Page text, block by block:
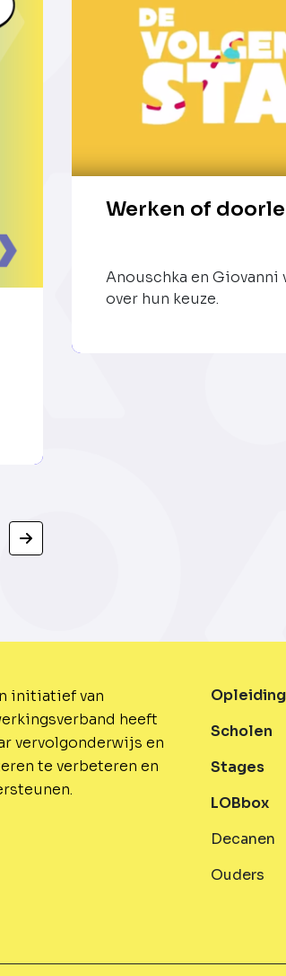
Werken of
Anouschka en Giovanni
over hun keuze.
initiatief van
heeft
vervolgonderwijs en
te verbeteren en
Scholen
Stages
LOBbox
Decanen
Ouders